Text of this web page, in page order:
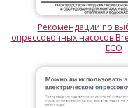
Рекомендации по
опрессовочных насосов
ECO